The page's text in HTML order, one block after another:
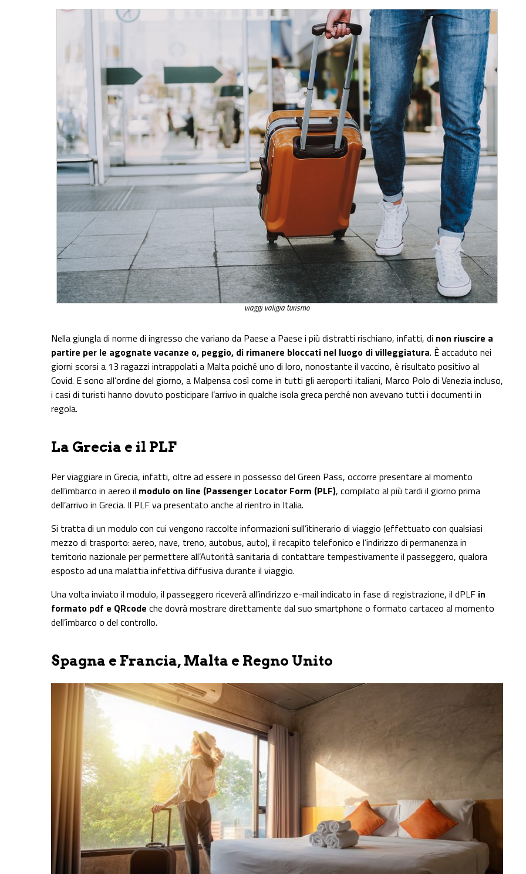
viaggi valigia turismo
Nella giungla di norme di ingresso che variano da Paese a Paese i più distratti rischiano, infatti, di non riuscire a
partire per le agognate vacanze o, peggio, di rimanere bloccati nel luogo di villeggiatura. È accaduto nei
giorni scorsi a 13 ragazzi intrappolati a Malta poiché uno di loro, nonostante il vaccino, è risultato positivo al
Covid. E sono all’ordine del giorno, a Malpensa così come in tutti gli aeroporti italiani, Marco Polo di Venezia incluso,
i casi di turisti hanno dovuto posticipare l’arrivo in qualche isola greca perché non avevano tutti i documenti in
regola.
La Grecia e il PLF
Per viaggiare in Grecia, infatti, oltre ad essere in possesso del Green Pass, occorre presentare al momento
dell’imbarco in aereo il modulo on line (Passenger Locator Form (PLF), compilato al più tardi il giorno prima
dell’arrivo in Grecia. Il PLF va presentato anche al rientro in Italia.
Si tratta di un modulo con cui vengono raccolte informazioni sull’itinerario di viaggio (effettuato con qualsiasi
mezzo di trasporto: aereo, nave, treno, autobus, auto), il recapito telefonico e l’indirizzo di permanenza in
territorio nazionale per permettere all’Autorità sanitaria di contattare tempestivamente il passeggero, qualora
esposto ad una malattia infettiva diffusiva durante il viaggio.
Una volta inviato il modulo, il passeggero riceverà all’indirizzo e-mail indicato in fase di registrazione, il dPLF in
formato pdf e QRcode che dovrà mostrare direttamente dal suo smartphone o formato cartaceo al momento
dell’imbarco o del controllo.
Spagna e Francia, Malta e Regno Unito